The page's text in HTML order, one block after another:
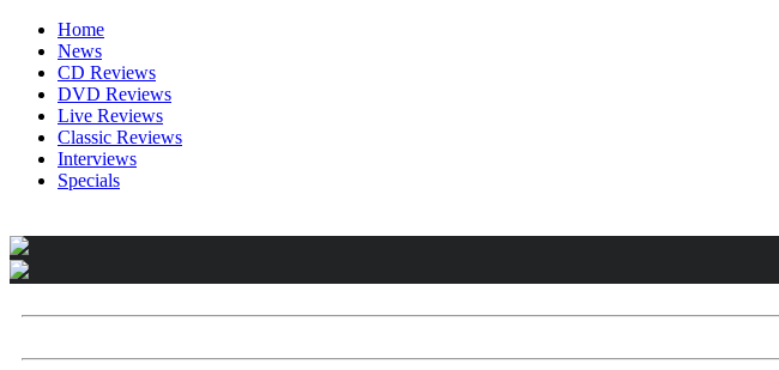
Home
News
CD Reviews
DVD Reviews
Live Reviews
Classic Reviews
Interviews
Specials